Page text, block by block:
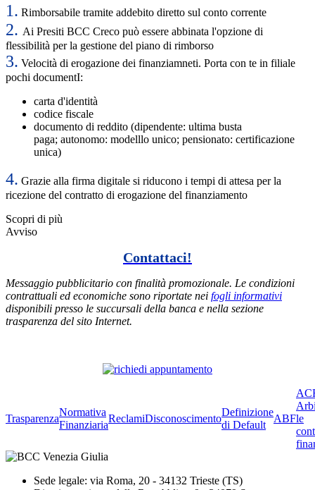
1. Rimborsabile tramite addebito diretto sul conto corrente
2. Ai Presiti BCC Creco può essere abbinata l'opzione di
flessibilità per la gestione del piano di rimborso
3. Velocità di erogazione dei finanziamneti. Porta con te in filiale
pochi documentI:
carta d'identità
codice fiscale
documento di reddito (dipendente: ultima busta
paga; autonomo: modelllo unico; pensionato: certificazione
unica)
4. Grazie alla firma digitale si riducono i tempi di attesa per la
ricezione del contratto di erogazione del finanziamento
Scopri di più
Avviso
Contattaci!
Messaggio pubblicitario con finalità promozionale. Le condizioni
contrattuali ed economiche sono riportate nei fogli informativi
disponibili presso le succursali della banca e nella sezione
trasparenza del sito Internet.
Trasparenza
Normativa
Finanziaria
ReclamiDisconoscimento
Definizione
di Default
ABFle
Sede legale: via Roma, 20 - 34132 Trieste (TS)